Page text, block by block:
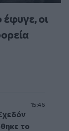
οι
15:46
το